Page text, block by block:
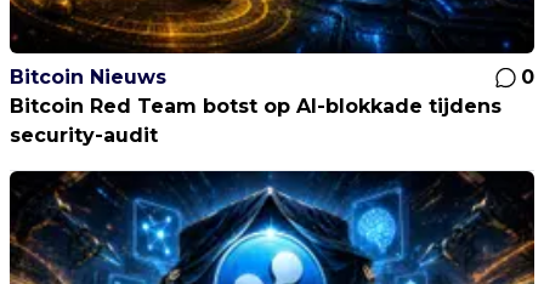
Bitcoin Nieuws
0
Bitcoin Red Team botst op AI-blokkade tijdens
security-audit